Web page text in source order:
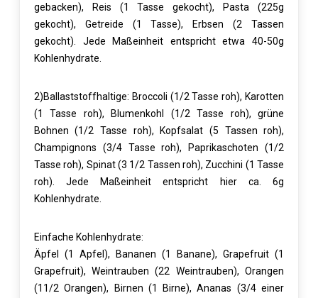
gebacken), Reis (1 Tasse gekocht), Pasta (225g
gekocht), Getreide (1 Tasse), Erbsen (2 Tassen
gekocht). Jede Maßeinheit entspricht etwa 40-50g
Kohlenhydrate.
2)Ballaststoffhaltige: Broccoli (1/2 Tasse roh), Karotten
(1 Tasse roh), Blumenkohl (1/2 Tasse roh), grüne
Bohnen (1/2 Tasse roh), Kopfsalat (5 Tassen roh),
Champignons (3/4 Tasse roh), Paprikaschoten (1/2
Tasse roh), Spinat (3 1/2 Tassen roh), Zucchini (1 Tasse
roh). Jede Maßeinheit entspricht hier ca. 6g
Kohlenhydrate.
Einfache Kohlenhydrate:
Äpfel (1 Apfel), Bananen (1 Banane), Grapefruit (1
Grapefruit), Weintrauben (22 Weintrauben), Orangen
(11/2 Orangen), Birnen (1 Birne), Ananas (3/4 einer